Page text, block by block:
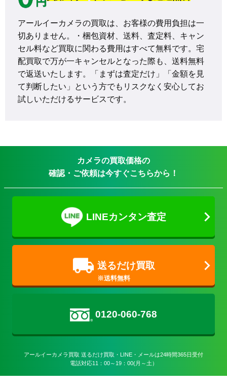
アールイーカメラの買取は、お客様の費用負担は一
切ありません。・梱包資材、送料、査定料、キャン
セル料など買取に関わる費用はすべて無料です。宅
配買取で万が一キャンセルとなった際も、送料無料
で返送いたします。「まずは査定だけ」「金額を見
て判断したい」という方でもリスクなく安心してお
試しいただけるサービスです。
カメラの買取価格の
確認・ご依頼は今すぐこちらから！
LINEカンタン査定
送るだけ買取
0120-060-768
アールイーカメラ買取 送るだけ買取・LINE・メールは24時間365日受付
電話対応11：00～19：00(月～土）